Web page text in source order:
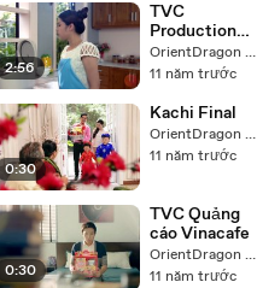
2:56
TVC
Production
sản xuất phim
hoạt hình
OrientDragon Production
11 năm trước
0:30
Kachi Final
OrientDragon Production
11 năm trước
0:30
TVC Quảng
cáo Vinacafe
OrientDragon Production
11 năm trước